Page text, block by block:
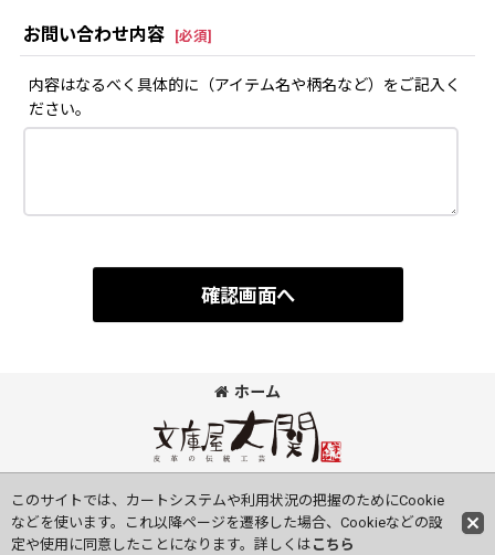
お問い合わせ内容 [必須]
内容はなるべく具体的に（アイテム名や柄名など）をご記入く
ださい。
確認画面へ
ホーム
このサイトでは、カートシステムや利用状況の把握のためにCookie
などを使います。これ以降ページを遷移した場合、Cookieなどの設
定や使用に同意したことになります。詳しくは こちら